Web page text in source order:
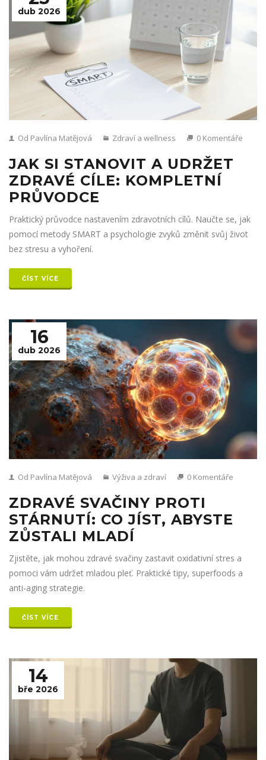
dub 2026
Od Pavlína Matějová Zdraví a wellness 0 Komentáře
JAK SI STANOVIT A UDRŽET
ZDRAVÉ CÍLE: KOMPLETNÍ
PRŮVODCE
Praktický průvodce nastavením zdravotních cílů. Naučte se, jak
pomocí metody SMART a psychologie zvyků změnit svůj život
bez stresu a vyhoření.
ČÍST VÍCE
16
dub 2026
Od Pavlína Matějová Výživa a zdraví 0 Komentáře
ZDRAVÉ SVAČINY PROTI
STÁRNUTÍ: CO JÍST, ABYSTE
ZŮSTALI MLADÍ
Zjistěte, jak mohou zdravé svačiny zastavit oxidativní stres a
pomoci vám udržet mladou pleť. Praktické tipy, superfoods a
anti-aging strategie.
ČÍST VÍCE
14
bře 2026